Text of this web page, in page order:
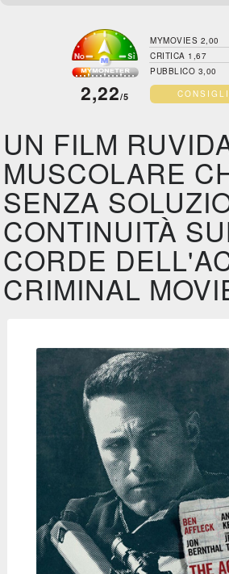
2,22/5
MYMOVIES 2,00
CRITICA 1,67
PUBBLICO 3,00
UN FILM
MUSCOLARE
SENZA
CONTINUITÀ
CORDE
CRIMINAL